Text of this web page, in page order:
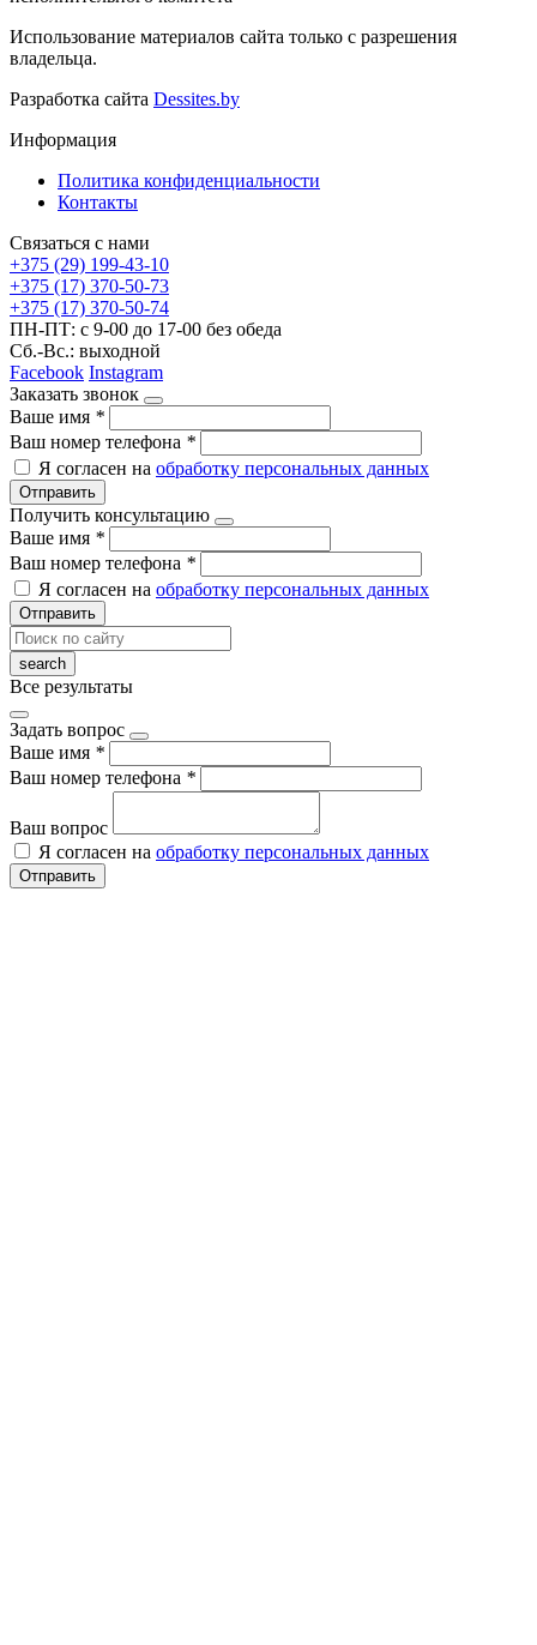
Использование материалов сайта только с разрешения
владельца.
Разработка сайта Dessites.by
Информация
Политика конфиденциальности
Контакты
Связаться с нами
+375 (29) 199-43-10
+375 (17) 370-50-73
+375 (17) 370-50-74
ПН-ПТ: с 9-00 до 17-00 без обеда
Сб.-Вс.: выходной
Facebook Instagram
Заказать звонок
Ваше имя *
Ваш номер телефона *
Я согласен на обработку персональных данных
Отправить
Получить консультацию
Ваше имя *
Ваш номер телефона *
Я согласен на обработку персональных данных
Отправить
Все результаты
Задать вопрос
Ваше имя *
Ваш номер телефона *
Ваш вопрос
Я согласен на обработку персональных данных
Отправить